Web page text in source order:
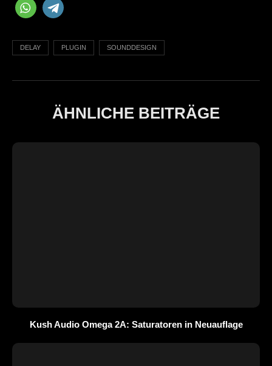
DELAY PLUGIN SOUNDDESIGN
ÄHNLICHE BEITRÄGE
Kush Audio Omega 2A: Saturatoren in Neuauflage